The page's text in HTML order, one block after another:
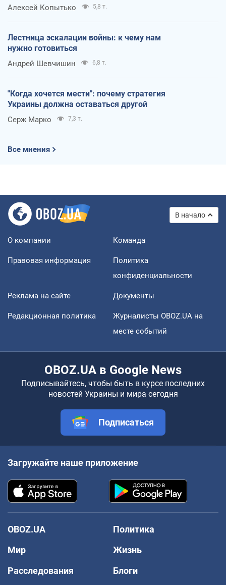
Алексей Копытько 5,8 т.
Лестница эскалации войны: к чему нам
нужно готовиться
Андрей Шевчишин 6,8 т.
"Когда хочется мести": почему стратегия
Украины должна оставаться другой
Серж Марко 7,3 т.
Все мнения
В начало
О компании Команда
Правовая информация
Политика
конфиденциальности
Реклама на сайте Документы
Редакционная политика
Журналисты OBOZ.UA на
месте событий
OBOZ.UA в Google News
Подписывайтесь, чтобы быть в курсе последних
новостей Украины и мира сегодня
Подписаться
Загружайте наше приложение
OBOZ.UA
Политика
Мир
Жизнь
Расследования
Блоги